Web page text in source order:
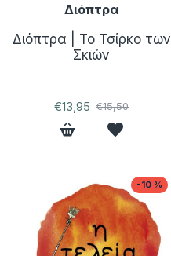
Διόπτρα
Διόπτρα | To Τσίρκο των
Σκιών
€13,95 €15,50
-10 %